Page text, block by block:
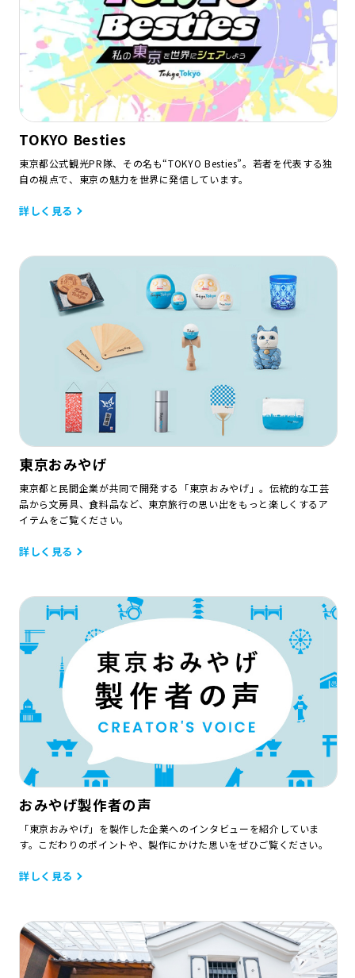
TOKYO Besties
東京都公式観光PR隊、その名も“TOKYO Besties”。若者を代表する独
自の視点で、東京の魅力を世界に発信しています。
詳しく見る
東京おみやげ
東京都と民間企業が共同で開発する「東京おみやげ」。伝統的な工芸
品から文房具、食料品など、東京旅行の思い出をもっと楽しくするア
イテムをご覧ください。
詳しく見る
おみやげ製作者の声
「東京おみやげ」を製作した企業へのインタビューを紹介していま
す。こだわりのポイントや、製作にかけた思いをぜひご覧ください。
詳しく見る